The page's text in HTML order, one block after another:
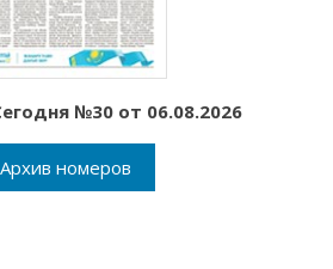
№30 от 06.08.2026
Архив номеров